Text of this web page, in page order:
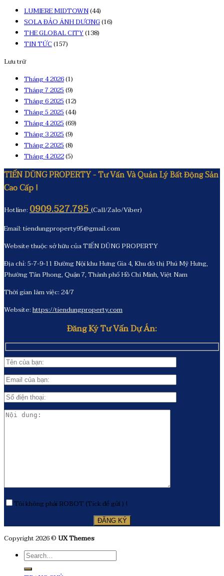
LUMIERE MIDTOWN(44)
SOLA ĐẢO ÁNH DƯƠNG(16)
THE GLOBAL CITY(138)
TIN TỨC(157)
Lưu trữ
Tháng 4 2026(1)
Tháng 7 2025(9)
Tháng 6 2025(12)
Tháng 5 2025(44)
Tháng 4 2025(69)
Tháng 3 2025(9)
Tháng 2 2025(8)
Tháng 4 2022(5)
TIẾN DŨNG PROPERTY - Tư Vấn Và Quản Lý Bất Động Sản
Cao Cấp !
Hotline:0909.527.795(Call/Zalo/Viber)
Email: tiendungproperty95@gmail.com
Website thuộc sở hữu của TIẾN DŨNG PROPERTY
Địa chỉ: 5-7-9-11 Đường Nội khu Hưng Gia 4, Khu đô thị Phú Mỹ Hưng,
Phường Tân Phong, Quận 7, Thành phố Hồ Chí Minh, Việt Nam
Thời gian làm việc: 24/7
Website:https://tiendungproperty.com
Đăng Ký Tư Vấn Dự Án:
Tôi không phải ROBOT (Tick để gửi ) !
Copyright 2026 © UX Themes